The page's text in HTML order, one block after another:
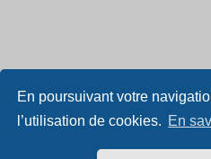
En poursuivant votre
l’utilisation de cookies. En